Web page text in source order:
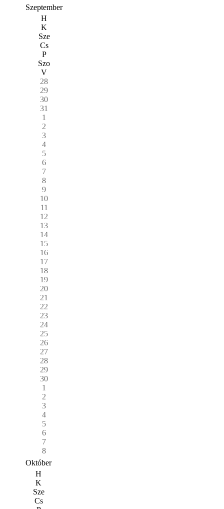
Szeptember
H
K
Sze
Cs
P
Szo
V
28
29
30
31
1
2
3
4
5
6
7
8
9
10
11
12
13
14
15
16
17
18
19
20
21
22
23
24
25
26
27
28
29
30
1
2
3
4
5
6
7
8
Október
H
K
Sze
Cs